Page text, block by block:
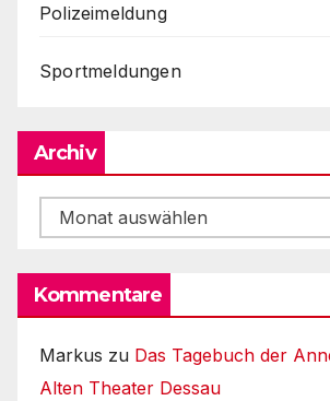
Polizeimeldung
Sportmeldungen
Archiv
Archiv
Kommentare
Markus zu Das Tagebuch der
Alten Theater Dessau